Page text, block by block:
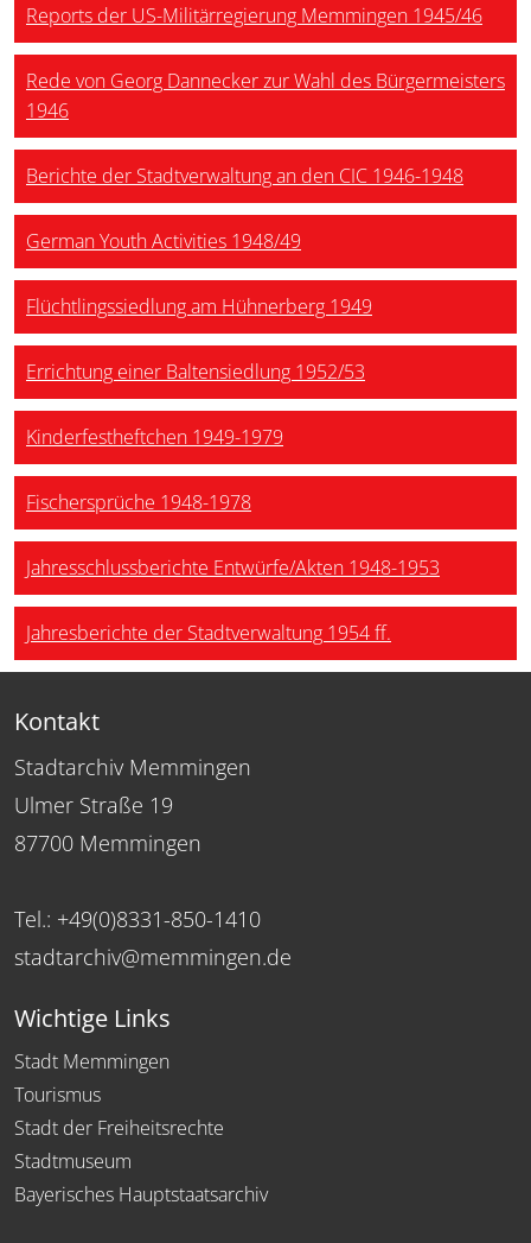
Reports der US-Militärregierung Memmingen 1945/46
Rede von Georg Dannecker zur Wahl des Bürgermeisters
1946
Berichte der Stadtverwaltung an den CIC 1946-1948
German Youth Activities 1948/49
Flüchtlingssiedlung am Hühnerberg 1949
Errichtung einer Baltensiedlung 1952/53
Kinderfestheftchen 1949-1979
Fischersprüche 1948-1978
Jahresschlussberichte Entwürfe/Akten 1948-1953
Jahresberichte der Stadtverwaltung 1954 ff.
Kontakt
Stadtarchiv Memmingen
Ulmer Straße 19
87700 Memmingen
Tel.: +49(0)8331-850-1410
stadtarchiv@memmingen.de
Wichtige Links
Stadt Memmingen
Tourismus
Stadt der Freiheitsrechte
Stadtmuseum
Bayerisches Hauptstaatsarchiv